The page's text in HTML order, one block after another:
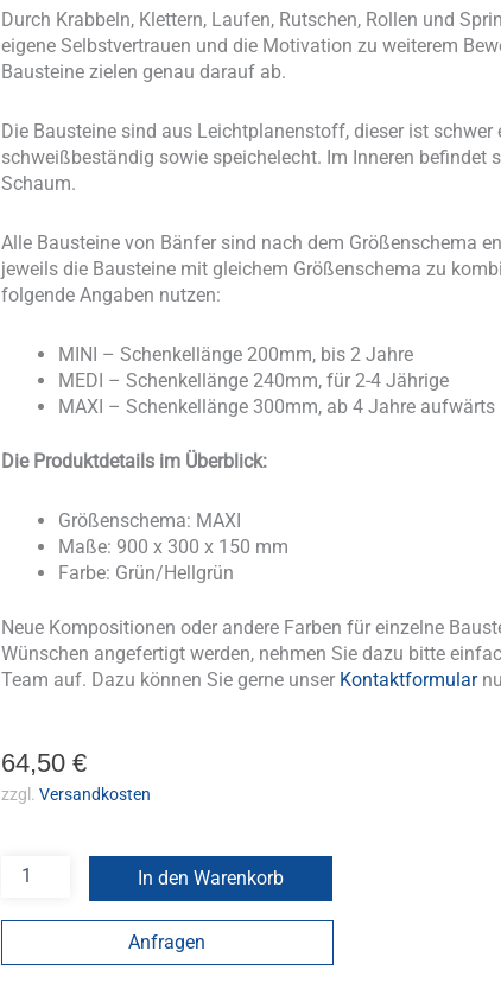
Durch Krabbeln, Klettern, Laufen, Rutschen, Rollen und
eigene Selbstvertrauen und die Motivation zu weiterem
Bausteine zielen genau darauf ab.
Die Bausteine sind aus Leichtplanenstoff, dieser ist schwer
schweißbeständig sowie speichelecht. Im Inneren befindet
Schaum.
Alle Bausteine von Bänfer sind nach dem Größenschema
jeweils die Bausteine mit gleichem Größenschema zu
folgende Angaben nutzen:
MINI – Schenkellänge 200mm, bis 2 Jahre
MEDI – Schenkellänge 240mm, für 2-4 Jährige
MAXI – Schenkellänge 300mm, ab 4 Jahre aufwärts
Die Produktdetails im Überblick:
Größenschema: MAXI
Maße: 900 x 300 x 150 mm
Farbe: Grün/Hellgrün
Neue Kompositionen oder andere Farben für einzelne
Wünschen angefertigt werden, nehmen Sie dazu bitte
Team auf. Dazu können Sie gerne unser Kontaktformular
64,50 €
zzgl. Versandkosten
Menge
In den Warenkorb
Anfragen